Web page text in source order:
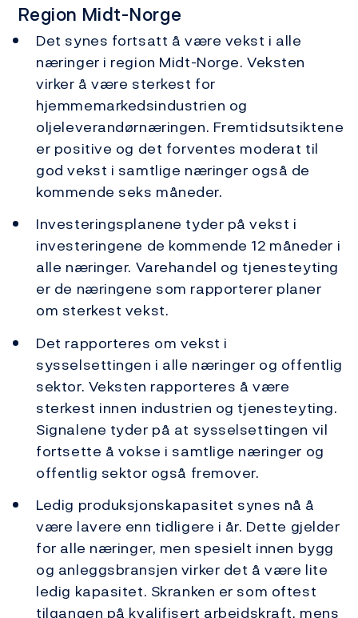
Region Midt-Norge
Det synes fortsatt å være vekst i alle
næringer i region Midt-Norge. Veksten
virker å være sterkest for
hjemmemarkedsindustrien og
oljeleverandørnæringen. Fremtidsutsiktene
er positive og det forventes moderat til
god vekst i samtlige næringer også de
kommende seks måneder.
Investeringsplanene tyder på vekst i
investeringene de kommende 12 måneder i
alle næringer. Varehandel og tjenesteyting
er de næringene som rapporterer planer
om sterkest vekst.
Det rapporteres om vekst i
sysselsettingen i alle næringer og offentlig
sektor. Veksten rapporteres å være
sterkest innen industrien og tjenesteyting.
Signalene tyder på at sysselsettingen vil
fortsette å vokse i samtlige næringer og
offentlig sektor også fremover.
Ledig produksjonskapasitet synes nå å
være lavere enn tidligere i år. Dette gjelder
for alle næringer, men spesielt innen bygg
og anleggsbransjen virker det å være lite
ledig kapasitet. Skranken er som oftest
tilgangen på kvalifisert arbeidskraft, mens